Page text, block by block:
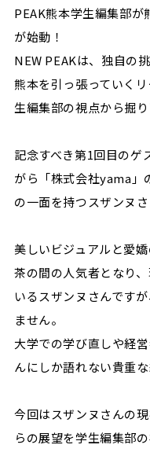
PEAK熊本学生編集部
が始動！
NEW PEAKは、独自の
熊本を引っ張っていく
生編集部の視点から掘
記念すべき第1回目のゲ
がら「株式会社yama」
の一面を持つスザンヌさ
美しいビジュアルと愛
茶の間の人気者となり
いるスザンヌさんです
ません。
大学での学び直しや経
んにしか語れない貴重
今回はスザンヌさんの
らの展望を学生編集部